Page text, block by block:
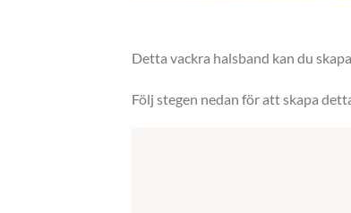
Detta vackra halsband kan du
Följ stegen nedan för att skapa